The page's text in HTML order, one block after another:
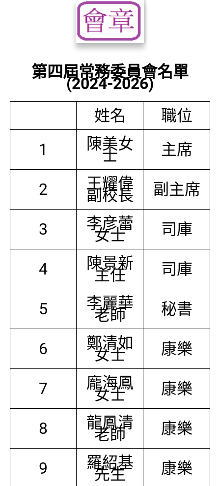
第四屆常務委員會名單
(2024-2026)
姓名
職位
1
陳美女
士 主席
2 王耀偉
副校長 副主席
3 李彦蕾
女士 司庫
4 陳景新
主任 司庫
5 李麗華
老師 秘書
6 鄭清如
女士 康樂
7 龐海鳳
女士 康樂
8 龍鳳清
老師 康樂
9 羅紹基
先生 康樂